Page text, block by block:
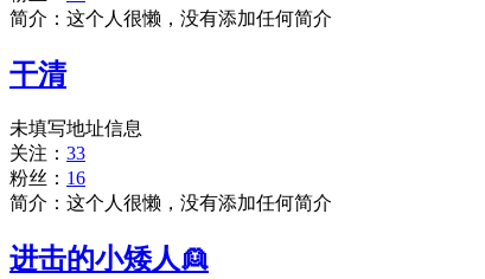
简介：这个人很懒，没有添加任何简介
干清
未填写地址信息
关注： 33
粉丝： 16
简介：这个人很懒，没有添加任何简介
进击的小矮人👱